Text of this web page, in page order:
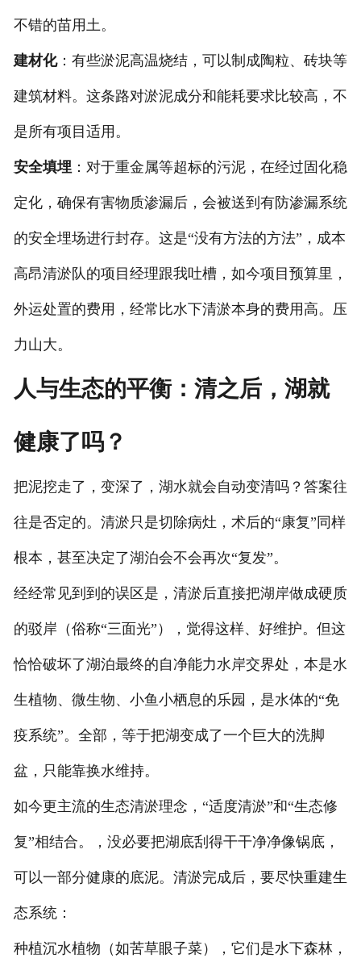
不错的苗用土。
建材化：有些淤泥高温烧结，可以制成陶粒、砖块等
建筑材料。这条路对淤泥成分和能耗要求比较高，不
是所有项目适用。
安全填埋：对于重金属等超标的污泥，在经过固化稳
定化，确保有害物质渗漏后，会被送到有防渗漏系统
的安全埋场进行封存。这是“没有方法的方法”，成本
高昂清淤队的项目经理跟我吐槽，如今项目预算里，
外运处置的费用，经常比水下清淤本身的费用高。压
力山大。
人与生态的平衡：清之后，湖就
健康了吗？
把泥挖走了，变深了，湖水就会自动变清吗？答案往
往是否定的。清淤只是切除病灶，术后的“康复”同样
根本，甚至决定了湖泊会不会再次“复发”。
经经常见到到的误区是，清淤后直接把湖岸做成硬质
的驳岸（俗称“三面光”），觉得这样、好维护。但这
恰恰破坏了湖泊最终的自净能力水岸交界处，本是水
生植物、微生物、小鱼小栖息的乐园，是水体的“免
疫系统”。全部，等于把湖变成了一个巨大的洗脚
盆，只能靠换水维持。
如今更主流的生态清淤理念，“适度清淤”和“生态修
复”相结合。，没必要把湖底刮得干干净净像锅底，
可以一部分健康的底泥。清淤完成后，要尽快重建生
态系统：
种植沉水植物（如苦草眼子菜），它们是水下森林，